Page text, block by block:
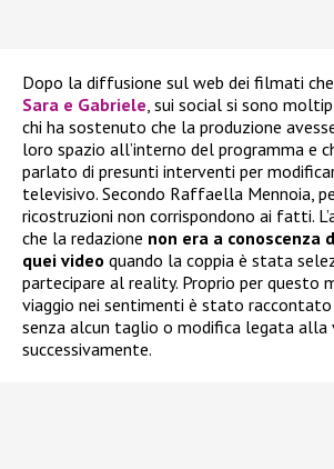
Dopo la diffusione sul web dei filmati
Sara e Gabriele, sui social si sono
chi ha sostenuto che la produzione
loro spazio all’interno del programma e
parlato di presunti interventi per
televisivo. Secondo Raffaella Mennoia,
ricostruzioni non corrispondono ai fatti.
che la redazione non era a conoscenza
quei video quando la coppia è stata
partecipare al reality. Proprio per questo
viaggio nei sentimenti è stato
senza alcun taglio o modifica legata alla
successivamente.